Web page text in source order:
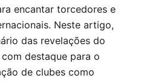
encantar torcedores e
Neste artigo,
das revelações do
destaque para o
de clubes como